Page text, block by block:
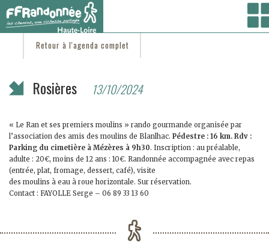
Vous êtes ici :Accueil/C'est d'actu
Retour à l'agenda complet
Rosières 13/10/2024
« Le Ran et ses premiers moulins » rando gourmande organisée par
l’association des amis des moulins de Blanlhac. Pédestre : 16 km. Rdv :
Parking du cimetière à Mézères à 9h30. Inscription : au préalable,
adulte : 20€, moins de 12 ans : 10€. Randonnée accompagnée avec repas
(entrée, plat, fromage, dessert, café), visite
des moulins à eau à roue horizontale. Sur réservation.
Contact : FAYOLLE Serge – 06 89 33 13 60